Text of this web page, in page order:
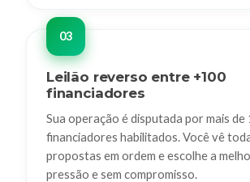
Leilão reverso entre +100
financiadores
Sua operação é disputada por mais de
financiadores habilitados. Você vê
propostas em ordem e escolhe a
pressão e sem compromisso.